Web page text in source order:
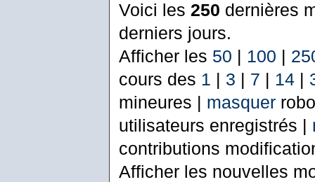
Voici les 250 dernières
derniers jours.
Afficher les 50 | 100 |
cours des 1 | 3 | 7 | 14|
mineures | masquer
utilisateurs enregistrés |
contributions
Afficher les nouvelles